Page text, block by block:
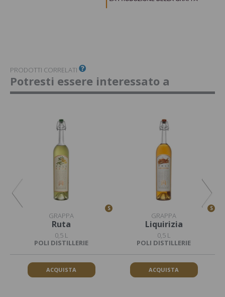
PRODOTTI CORRELATI
Potresti essere interessato a
S
GRAPPA
Ruta
0,5 L
POLI DISTILLERIE
ACQUISTA
S
GRAPPA
Liquirizia
0,5 L
POLI DISTILLERIE
ACQUISTA